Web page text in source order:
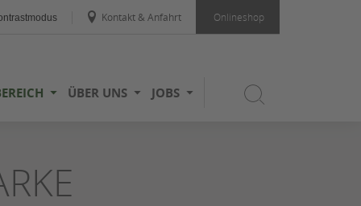
Kontakt & Anfahrt Onlineshop
ÜBER UNS JOBS